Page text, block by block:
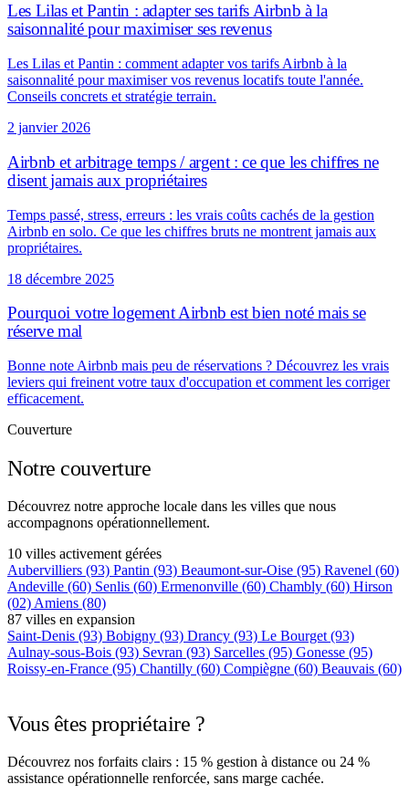
Les Lilas et Pantin : adapter ses tarifs Airbnb à la
saisonnalité pour maximiser ses revenus
Les Lilas et Pantin : comment adapter vos tarifs Airbnb à la
saisonnalité pour maximiser vos revenus locatifs toute l'année.
Conseils concrets et stratégie terrain.
2 janvier 2026
Airbnb et arbitrage temps / argent : ce que les chiffres ne
disent jamais aux propriétaires
Temps passé, stress, erreurs : les vrais coûts cachés de la gestion
Airbnb en solo. Ce que les chiffres bruts ne montrent jamais aux
propriétaires.
18 décembre 2025
Pourquoi votre logement Airbnb est bien noté mais se
réserve mal
Bonne note Airbnb mais peu de réservations ? Découvrez les vrais
leviers qui freinent votre taux d'occupation et comment les corriger
efficacement.
Couverture
Notre couverture
Découvrez notre approche locale dans les villes que nous
accompagnons opérationnellement.
10 villes activement gérées
Aubervilliers (93) Pantin (93) Beaumont-sur-Oise (95) Ravenel (60)
Andeville (60) Senlis (60) Ermenonville (60) Chambly (60) Hirson
(02) Amiens (80)
87 villes en expansion
Saint-Denis (93) Bobigny (93) Drancy (93) Le Bourget (93)
Aulnay-sous-Bois (93) Sevran (93) Sarcelles (95) Gonesse (95)
Roissy-en-France (95) Chantilly (60) Compiègne (60) Beauvais (60)
Vous êtes propriétaire ?
Découvrez nos forfaits clairs : 15 % gestion à distance ou 24 %
assistance opérationnelle renforcée, sans marge cachée.